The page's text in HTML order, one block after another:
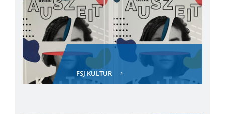
FSJ KULTUR